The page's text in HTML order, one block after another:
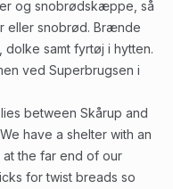
og snobrødskæppe, så
eller snobrød. Brænde
samt fyrtøj i hytten.
ved Superbrugsen i
between Skårup and
have a shelter with an
at the far end of our
for twist breads so